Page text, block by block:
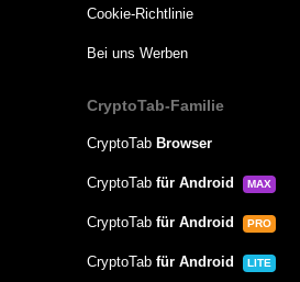
Cookie-Richtlinie
Bei uns Werben
CryptoTab-Familie
CryptoTab Browser
CryptoTab für Android MAX
CryptoTab für Android PRO
CryptoTab für Android LITE